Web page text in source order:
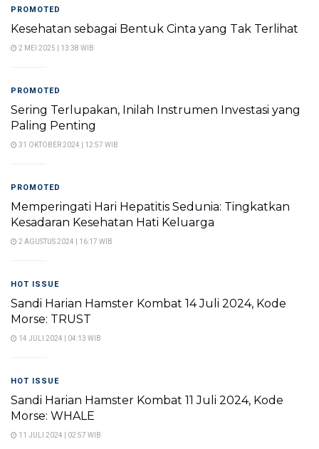
PROMOTED
Kesehatan sebagai Bentuk Cinta yang Tak Terlihat
2 MEI 2025 | 13:38 WIB
PROMOTED
Sering Terlupakan, Inilah Instrumen Investasi yang
Paling Penting
31 OKTOBER 2024 | 12:57 WIB
PROMOTED
Memperingati Hari Hepatitis Sedunia: Tingkatkan
Kesadaran Kesehatan Hati Keluarga
2 AGUSTUS 2024 | 16:17 WIB
HOT ISSUE
Sandi Harian Hamster Kombat 14 Juli 2024, Kode
Morse: TRUST
14 JULI 2024 | 04:13 WIB
HOT ISSUE
Sandi Harian Hamster Kombat 11 Juli 2024, Kode
Morse: WHALE
11 JULI 2024 | 02:57 WIB